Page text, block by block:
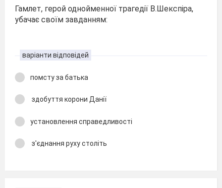
Гамлет, герой однойменної трагедії В.Шекспіра,
убачає своїм завданням:
варіанти відповідей
помсту за батька
здобуття корони Данії
установлення справедливості
з'єднання руху століть